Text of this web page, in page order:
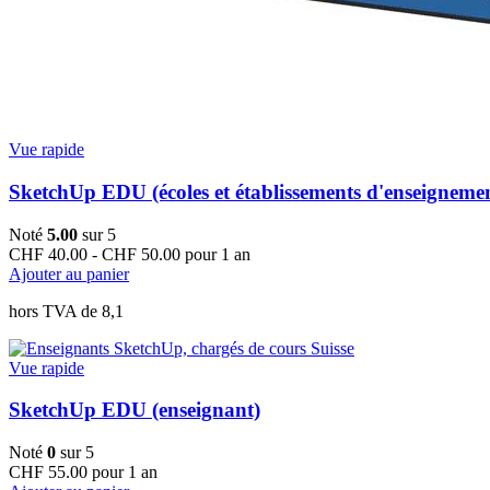
Vue rapide
SketchUp EDU (écoles et établissements
Noté 5.00 sur 5
CHF 40.00 - CHF 50.00 pour 1 an
Ajouter au panier
hors TVA de 8,1
Vue rapide
SketchUp EDU (enseignant)
Noté 0 sur 5
CHF 55.00 pour 1 an